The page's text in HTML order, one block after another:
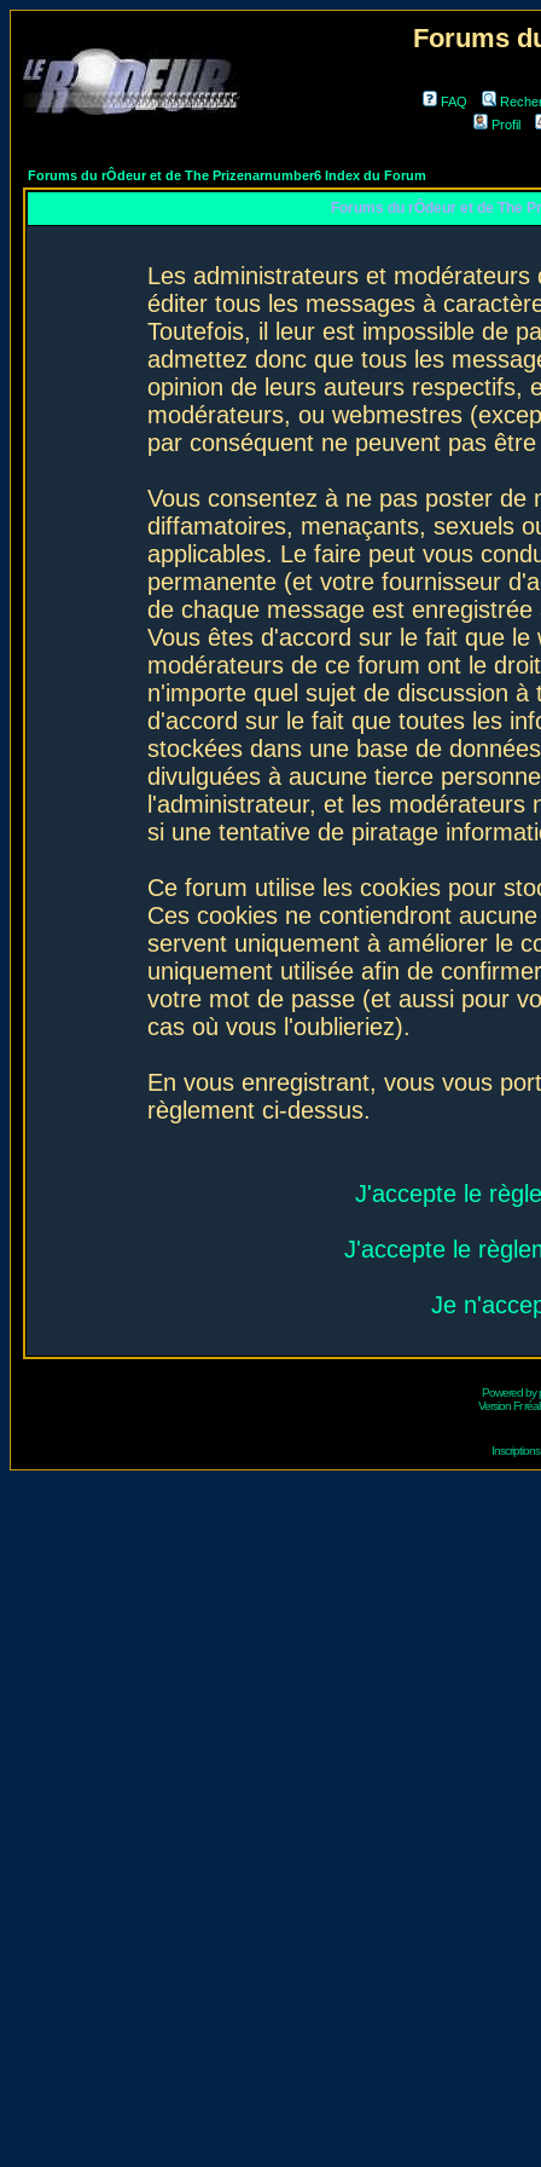
Forums
FAQ
Profil
Forums du rÔdeur et de The Prizenarnumber6 Index du Forum
Forums du rÔdeur et de The
Les administrateurs et
éditer tous les messages à
Toutefois, il leur est impossible de
admettez donc que tous les
opinion de leurs auteurs respectifs,
modérateurs, ou webmestres
par conséquent ne peuvent pas
Vous consentez à ne pas poster de
diffamatoires, menaçants, sexuels
applicables. Le faire peut vous
permanente (et votre fournisseur
de chaque message est
Vous êtes d'accord sur le fait que
modérateurs de ce forum ont le
n'importe quel sujet de discussion
d'accord sur le fait que toutes les
stockées dans une base de
divulguées à aucune tierce
l'administrateur, et les
si une tentative de piratage
Ce forum utilise les cookies pour
Ces cookies ne contiendront
servent uniquement à améliorer le
uniquement utilisée afin de
votre mot de passe (et aussi pour
cas où vous l'oublieriez).
En vous enregistrant, vous vous
règlement ci-dessus.
J'accepte le
J'accepte le
Je
Powered by
Version Fr